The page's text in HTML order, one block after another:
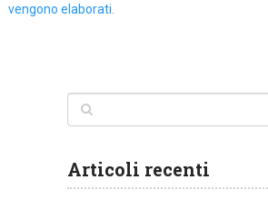
vengono elaborati
Articoli recenti